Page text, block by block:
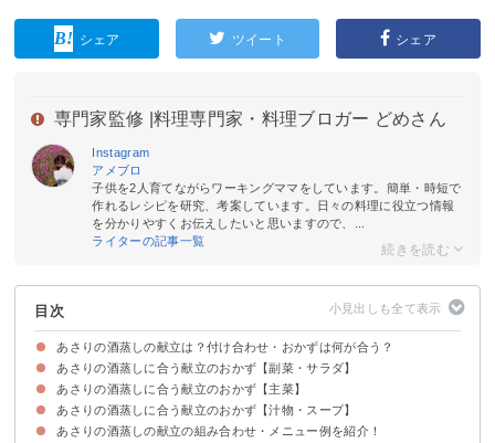
シェア ツイート シェア
専門家監修 | 料理専門家・料理ブロガー どめさん
Instagram
アメブロ
子供を2人育てながらワーキングママをしています。簡単・時短で
作れるレシピを研究、考案しています。日々の料理に役立つ情報
を分かりやすくお伝えしたいと思いますので、...
ライターの記事一覧
目次
あさりの酒蒸しの献立は？付け合わせ・おかずは何が合う？
あさりの酒蒸しに合う献立のおかず【副菜・サラダ】
①春キャベツの塩もみ
②ほうれん草と人参の白和え
③じゃことポン酢の温奴
④新玉ねぎの中華サラダ
⑤人参のマリネ
⑥わかめとじゃこの卵炒め
あさりの酒蒸しに合う献立のおかず【主菜】
①レンコンと大葉の挟み揚げ
②豚肉の生姜焼き
③牛すじ煮込み
④イカゲソのキムチマヨ炒め
⑤ブリの照り焼き
⑥鮭のホイル包み焼き
あさりの酒蒸しに合う献立のおかず【汁物・スープ】
①豆腐と青海苔の味噌汁
②キャベツと肉団子のトマトスープ
③コーンポタージュ
④豚汁
⑤鯖缶と生姜の卵とじスープ
あさりの酒蒸しの献立の組み合わせ・メニュー例を紹介！